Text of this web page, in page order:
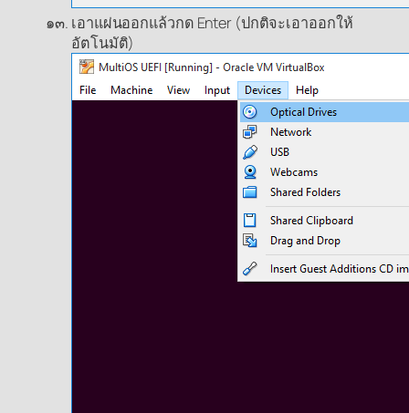
เอาแผ่นออกแล้วกด Enter (ปกติจะเอาออกให้
อัตโนมัติ)